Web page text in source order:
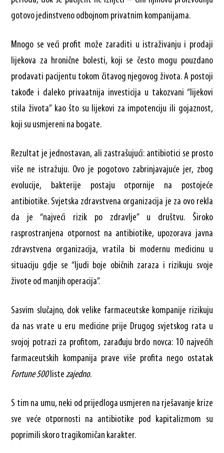
gotovo jedinstveno odbojnom privatnim kompanijama.
Mnogo se veći profit može zaraditi u istraživanju i prodaji
lijekova za hronične bolesti, koji se često mogu pouzdano
prodavati pacijentu tokom čitavog njegovog života. A postoji
takođe i daleko privaatnija investicija u takozvani “lijekovi
stila života” kao što su lijekovi za impotenciju ili gojaznost,
koji su usmjereni na bogate.
Rezultat je jednostavan, ali zastrašujući: antibiotici se prosto
više ne istražuju. Ovo je pogotovo zabrinjavajuće jer, zbog
evolucije, bakterije postaju otpornije na postojeće
antibiotike. Svjetska zdravstvena organizacija je za ovo rekla
da je “najveći rizik po zdravlje” u društvu. Široko
rasprostranjena otpornost na antibiotike, upozorava javna
zdravstvena organizacija, vratila bi modernu medicinu u
situaciju gdje se “ljudi boje običnih zaraza i rizikuju svoje
živote od manjih operacija”.
Sasvim slučajno, dok velike farmaceutske kompanije rizikuju
da nas vrate u eru medicine prije Drugog svjetskog rata u
svojoj potrazi za profitom, zarađuju brdo novca: 10 najvećih
farmaceutskih kompanija prave više profita nego ostatak
Fortune 500listezajedno.
S tim na umu, neki od prijedloga usmjeren na rješavanje krize
sve veće otpornosti na antibiotike pod kapitalizmom su
poprimili skoro tragikomičan karakter.